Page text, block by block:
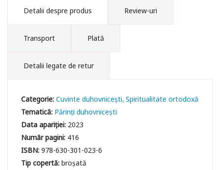
Detalii despre produs Review-uri
Transport Plată
Detalii legate de retur
Categorie:Cuvinte duhovniceşti Spiritualitate ortodoxă
Tematică: Părinți duhovnicești
Data apariției: 2023
Număr pagini: 416
ISBN:978-630-301-023-6
Tip copertă:broșată